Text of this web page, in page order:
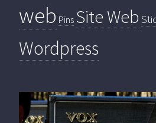
web Pins Site Web
Wordpress